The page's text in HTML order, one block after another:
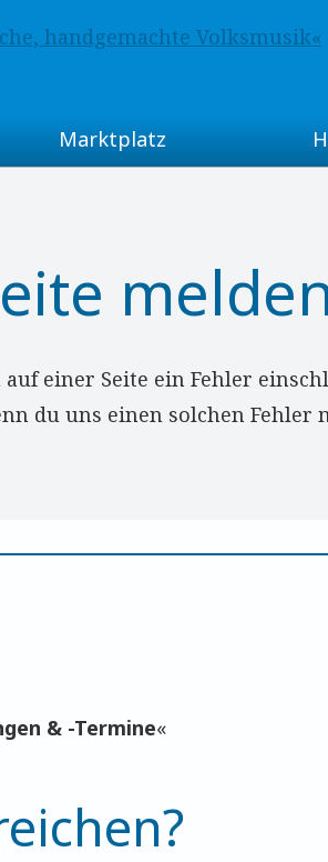
Marktplatz
Noten & Liederbücher
Über
einer Seite ein Fehler
du uns einen solchen Fehler
& -Termine«